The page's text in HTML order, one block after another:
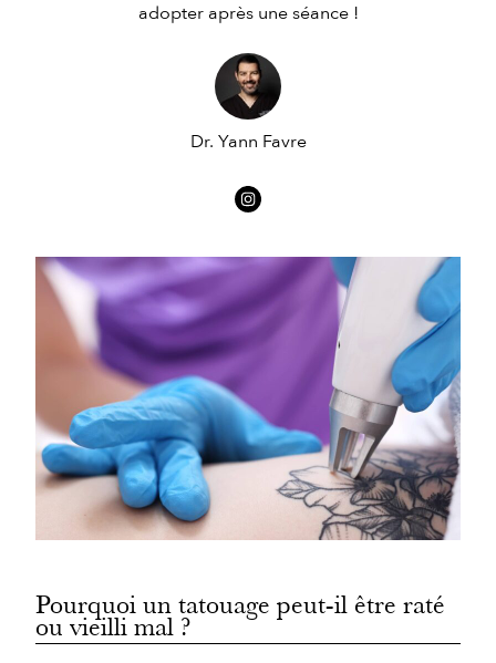
adopter après une séance !
Dr. Yann Favre
Pourquoi un tatouage peut-il être raté
ou vieilli mal ?